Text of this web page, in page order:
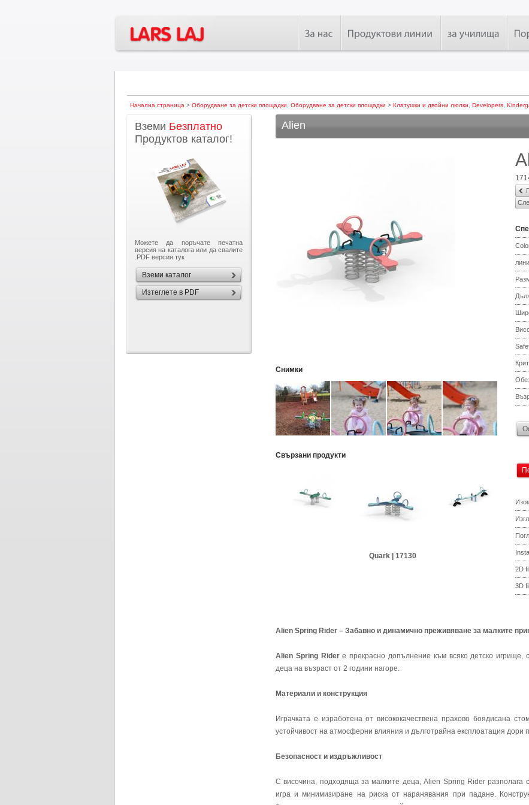
Начална страница > Оборудване за детски площадки Оборудване за детски площадки > Клатушки и двойни люлки Developers
Вземи Безплатно
Продуктов каталог!
Можете да поръчате печатна
версия на каталога или да свалите
.PDF версия тук
Вземи каталог
Изтеглете в PDF
Alien
Снимки
Свързани продукти
Quark | 17130
2D
3D
Alien Spring Rider – Забавно и динамично преживяване за малките
Alien Spring Riderе прекрасно допълнение към всяко детско игрище,
деца на възраст от 2 години нагоре.
Материали и конструкция
Играчката е изработена от висококачествена прахово боядисана
устойчивост на атмосферни влияния и дълготрайна експлоатация дори
Безопасност и издръжливост
С височина, подходяща за малките деца, Alien Spring Rider разполага
игра и минимизиране на риска от наранявания при падане.